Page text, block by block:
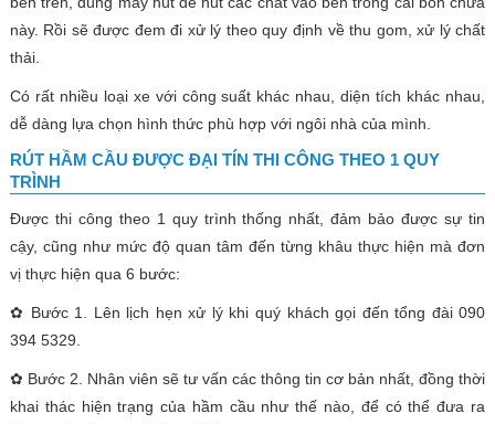
này. Rồi sẽ được đem đi xử lý theo quy định về thu gom, xử lý chất
thải.
Có rất nhiều loại xe với công suất khác nhau, diện tích khác nhau,
dễ dàng lựa chọn hình thức phù hợp với ngôi nhà của mình.
RÚT HẦM CẦU ĐƯỢC ĐẠI TÍN THI CÔNG THEO 1 QUY
TRÌNH
Được thi công theo 1 quy trình thống nhất, đảm bảo được sự tin
cậy, cũng như mức độ quan tâm đến từng khâu thực hiện mà đơn
vị thực hiện qua 6 bước:
✿ Bước 1. Lên lịch hẹn xử lý khi quý khách gọi đến tổng đài 090
394 5329.
✿ Bước 2. Nhân viên sẽ tư vấn các thông tin cơ bản nhất, đồng thời
khai thác hiện trạng của hầm cầu như thế nào, để có thể đưa ra